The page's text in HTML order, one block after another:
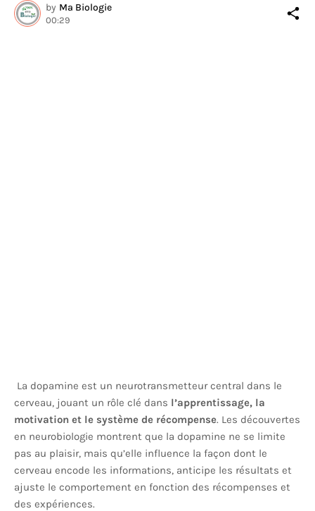
by Ma Biologie
00:29
La dopamine est un neurotransmetteur central dans le
cerveau, jouant un rôle clé dans l’apprentissage, la
motivation et le système de récompense. Les découvertes
en neurobiologie montrent que la dopamine ne se limite
pas au plaisir, mais qu’elle influence la façon dont le
cerveau encode les informations, anticipe les résultats et
ajuste le comportement en fonction des récompenses et
des expériences.